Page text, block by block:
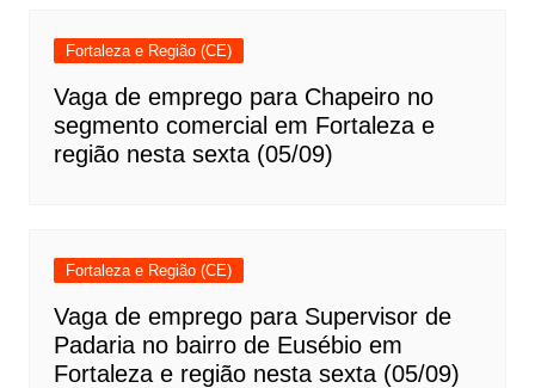
Fortaleza e Região (CE)
Vaga de emprego para Chapeiro no
segmento comercial em Fortaleza e
região nesta sexta (05/09)
Fortaleza e Região (CE)
Vaga de emprego para Supervisor de
Padaria no bairro de Eusébio em
Fortaleza e região nesta sexta (05/09)